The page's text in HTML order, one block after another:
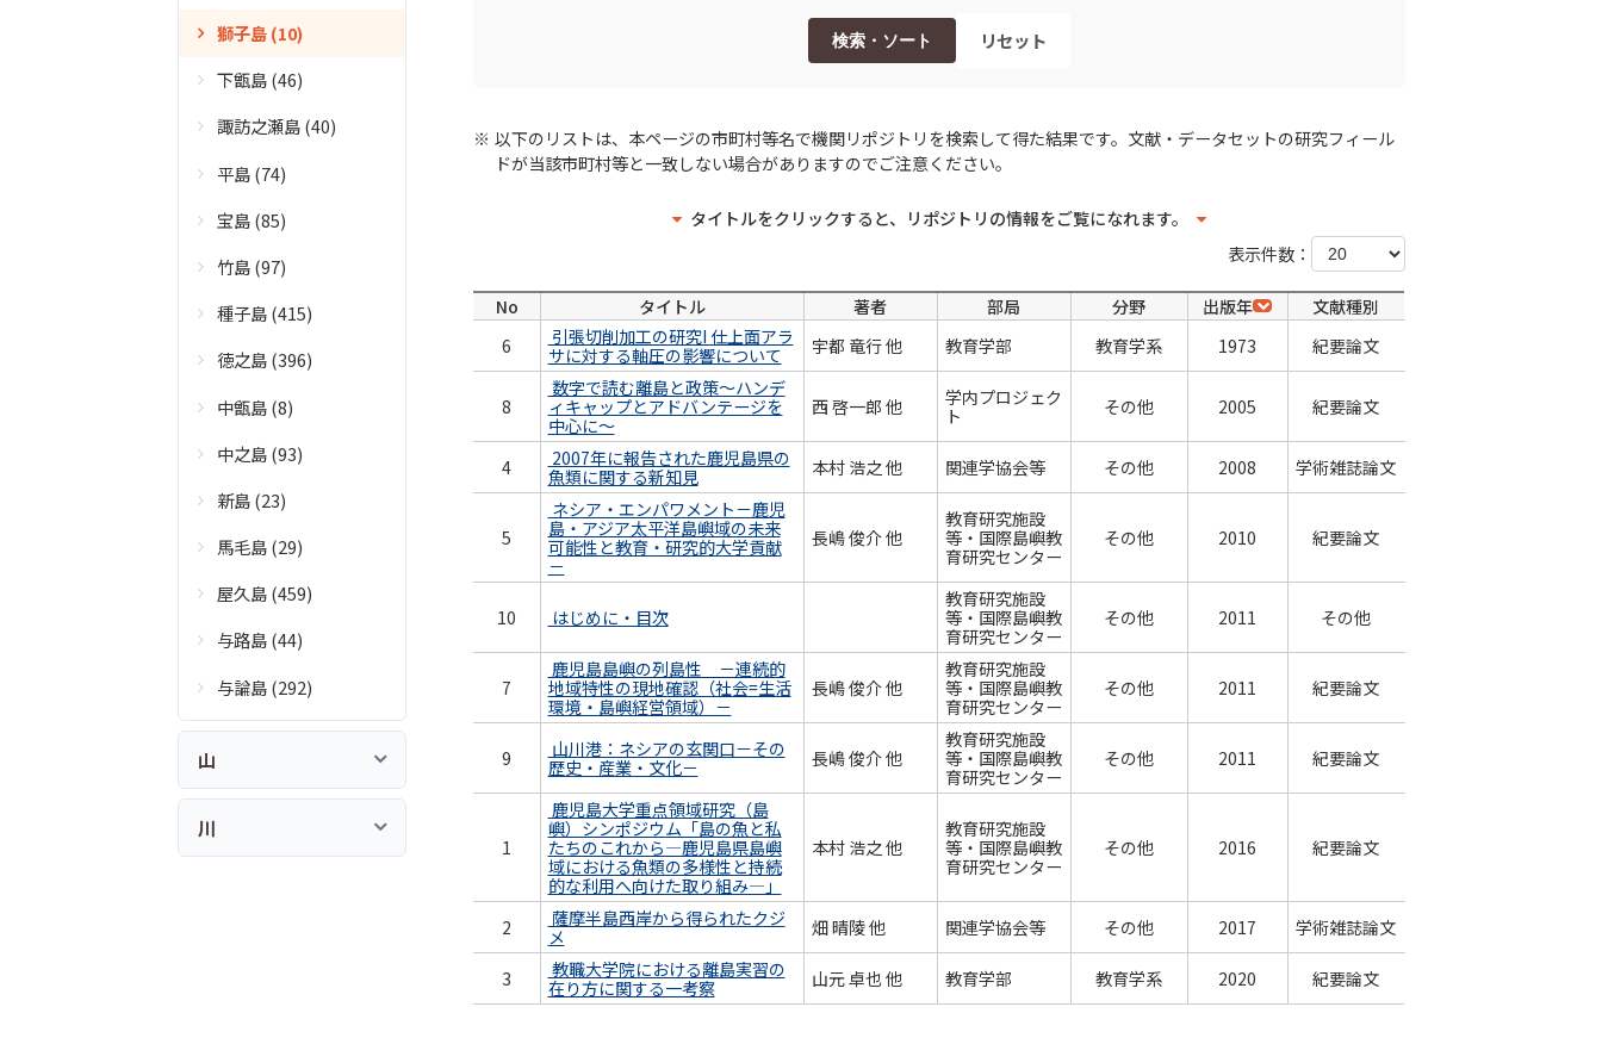
検索・ソート リセット
以下のリストは、本ページの市町村等名で機関リポジトリを検索して得た結果です。文献・データセットの研究フィール
ドが当該市町村等と一致しない場合がありますのでご注意ください。
タイトルをクリックすると、リポジトリの情報をご覧になれます。
表示件数：
No タイトル 著者 部局 分野 出版年
文献種別
6
引張切削加工の研究I 仕上面アラ
サに対する軸圧の影響について
宇都 竜行 他 教育学部 教育学系 1973 紀要論文
8
数字で読む離島と政策～ハンデ
ィキャップとアドバンテージを
中心に～
西 啓一郎 他
学内プロジェク
ト
その他 2005 紀要論文
4
2007年に報告された鹿児島県の
魚類に関する新知見
本村 浩之 他 関連学協会等 その他 2008 学術雑誌論文
5
ネシア・エンパワメント－鹿児
島・アジア太平洋島嶼域の未来
可能性と教育・研究的大学貢献
－
長嶋 俊介 他
教育研究施設
等・国際島嶼教
育研究センター
その他 2010 紀要論文
10 はじめに・目次
教育研究施設
等・国際島嶼教
育研究センター
その他 2011 その他
7
鹿児島島嶼の列島性 －連続的
地域特性の現地確認（社会=生活
環境・島嶼経営領域）－
長嶋 俊介 他
教育研究施設
等・国際島嶼教
育研究センター
その他 2011 紀要論文
9
山川港：ネシアの玄関口－その
歴史・産業・文化－
長嶋 俊介 他
教育研究施設
等・国際島嶼教
育研究センター
その他 2011 紀要論文
1
鹿児島大学重点領域研究（島
嶼）シンポジウム「島の魚と私
たちのこれから―鹿児島県島嶼
域における魚類の多様性と持続
的な利用へ向けた取り組み―」
本村 浩之 他
教育研究施設
等・国際島嶼教
育研究センター
その他 2016 紀要論文
2
薩摩半島西岸から得られたクジ
メ
畑 晴陵 他 関連学協会等 その他 2017 学術雑誌論文
3
教職大学院における離島実習の
在り方に関する一考察
山元 卓也 他 教育学部 教育学系 2020 紀要論文
獅子島 (10)
下甑島 (46)
諏訪之瀬島 (40)
平島 (74)
宝島 (85)
竹島 (97)
種子島 (415)
徳之島 (396)
中甑島 (8)
中之島 (93)
新島 (23)
馬毛島 (29)
屋久島 (459)
与路島 (44)
与論島 (292)
山
川